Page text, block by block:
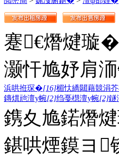
蹇€熸煡璇
灏忓尯妤肩
浜哄拰琛�[16]楣忕繑閮藉競涓
鏄熼兘澶у帵[2]绉戞櫘澶у帵[2]鐩
鎸夊尯鍩熸
鍖哄煙鏌ヨ